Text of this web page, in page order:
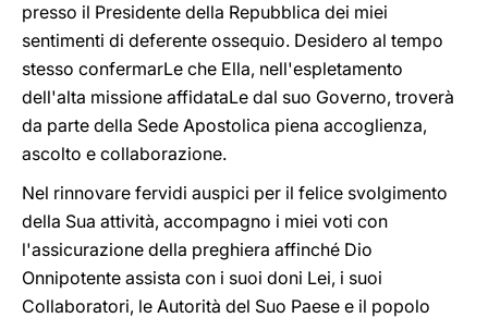
presso il Presidente della Repubblica dei miei
sentimenti di deferente ossequio. Desidero al tempo
stesso confermarLe che Ella, nell'espletamento
dell'alta missione affidataLe dal suo Governo, troverà
da parte della Sede Apostolica piena accoglienza,
ascolto e collaborazione.
Nel rinnovare fervidi auspici per il felice svolgimento
della Sua attività, accompagno i miei voti con
l'assicurazione della preghiera affinché Dio
Onnipotente assista con i suoi doni Lei, i suoi
Collaboratori, le Autorità del Suo Paese e il popolo